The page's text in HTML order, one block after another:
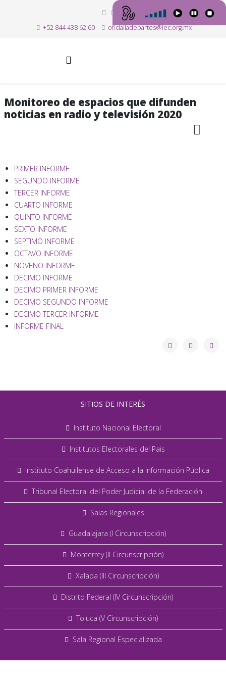
+52 844 438 62 60 oficialiadepartes@iec.org.mx
Monitoreo de espacios que difunden
noticias en radio y televisión 2020
PRIMER INFORME
SEGUNDO INFORME
TERCER INFORME
CUARTO INFORME
QUINTO INFORME
SEXTO INFORME
SEPTIMO INFORME
OCTAVO INFORME
NOVENO INFORME
DECIMO INFORME
DECIMO PRIMER INFORME
DECIMO SEGUNDO INFORME
DECIMO TERCER INFORME
INFORME FINAL
SITIOS DE INTERÉS
Instituto Nacional Electoral
Institutos Electorales del Pais
Instituto Coahuilense de Acceso a la Información Pública
Tribunal Electoral del Poder Judicial de la Federación
Salas Regionales
Guadalajara (I Circunscripción)
Monterrey (II Circunscripción)
Xalapa (III Circunscripción)
Distrito Federal (IV Circunscripción)
Toluca (V Circunscripción)
Sala Regional Especializada